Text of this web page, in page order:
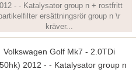
Volkswagen Golf Mk7 - 2.0TDi
2012 - - Katalysator group n